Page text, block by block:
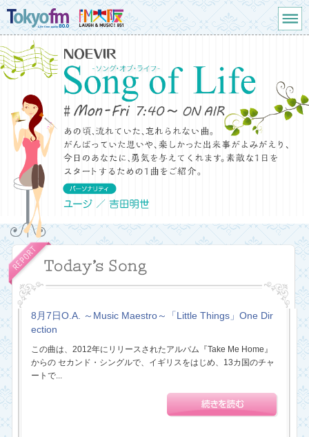
8月7日O.A. ～Music Maestro～「Little Things」One Dir
ection
この曲は、2012年にリリースされたアルバム『Take Me Home』
からの セカンド・シングルで、イギリスをはじめ、13カ国のチャ
ートで...